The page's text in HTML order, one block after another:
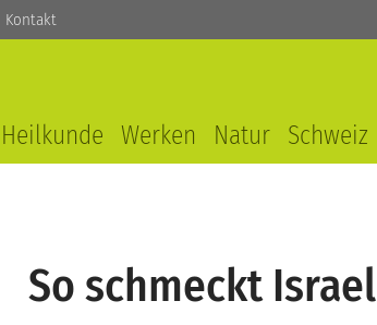
Kontakt
Heilkunde Werken Natur Schweiz
So schmeckt Israel